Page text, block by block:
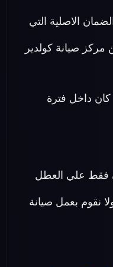
الاصلية التي
مركز صيانة كولدير
كان داخل فترة
فقط علي العطل
نقوم بعمل صيانة